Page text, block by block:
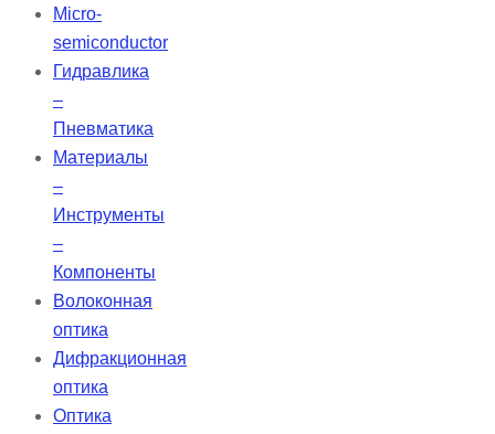
Micro-
semiconductor
Гидравлика
–
Пневматика
Материалы
–
Инструменты
–
Компоненты
Волоконная
оптика
Дифракционная
оптика
Оптика